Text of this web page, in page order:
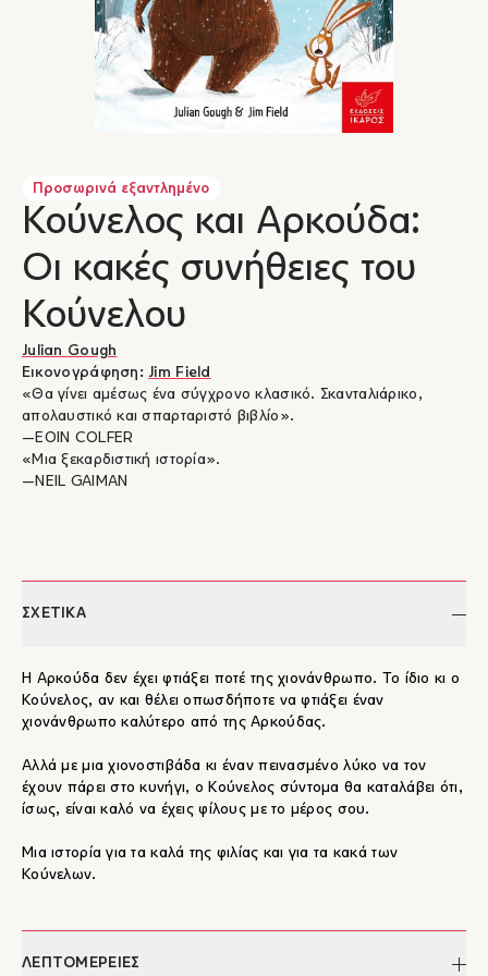
Προσωρινά εξαντλημένο
Κούνελος και Αρκούδα:
Οι κακές συνήθειες του
Κούνελου
Julian Gough
Εικονογράφηση: Jim Field
«Θα γίνει αμέσως ένα σύγχρονο κλασικό. Σκανταλιάρικο,
απολαυστικό και σπαρταριστό βιβλίο».
―EOIN COLFER
«Μια ξεκαρδιστική ιστορία».
―NEIL GAIMAN
ΣΧΕΤΙΚΑ
Η Αρκούδα δεν έχει φτιάξει ποτέ της χιονάνθρωπο. Το ίδιο κι ο
Κούνελος, αν και θέλει οπωσδήποτε να φτιάξει έναν
χιονάνθρωπο καλύτερο από της Αρκούδας.
Αλλά με μια χιονοστιβάδα κι έναν πεινασμένο λύκο να τον
έχουν πάρει στο κυνήγι, ο Κούνελος σύντομα θα καταλάβει ότι,
ίσως, είναι καλό να έχεις φίλους με το μέρος σου.
Μια ιστορία για τα καλά της φιλίας και για τα κακά των
Κούνελων.
ΛΕΠΤΟΜΕΡΕΙΕΣ